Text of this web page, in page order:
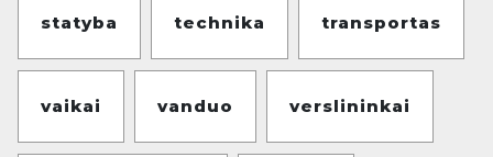
statyba technika transportas
vaikai vanduo verslininkai